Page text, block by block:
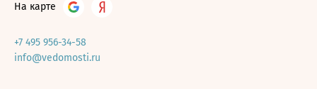
На карте
+7 495 956-34-58
info@vedomosti.ru